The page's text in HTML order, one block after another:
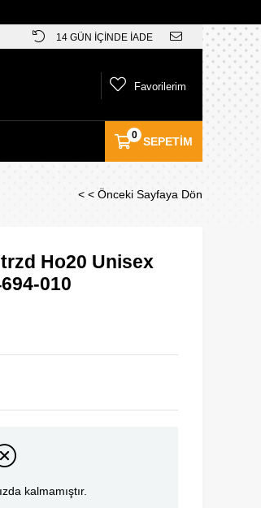
14 GÜN İÇİNDE İADE
SEPETIM
0
Favorilerim
< < Önceki Sayfaya Dön
Ho20 Unisex
010
kalmamıştır.